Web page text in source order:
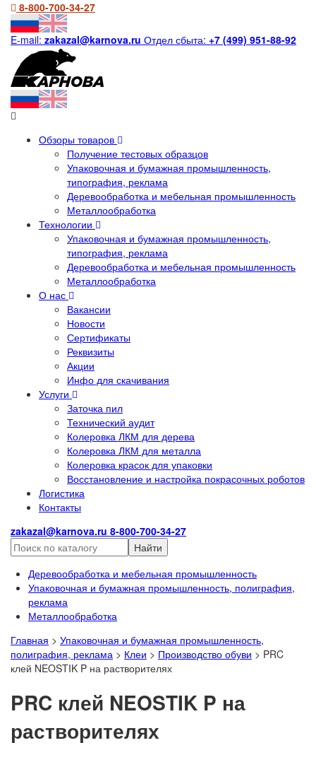
8-800-700-34-27
E-mail: zakazal@karnova.ru Отдел сбыта: +7 (499) 951-88-92
Обзоры товаров
Получение тестовых образцов
Упаковочная и бумажная промышленность,
типография, реклама
Деревообработка и мебельная промышленность
Металлообработка
Технологии
Упаковочная и бумажная промышленность,
типография, реклама
Деревообработка и мебельная промышленность
Металлообработка
О нас
Вакансии
Новости
Сертификаты
Реквизиты
Акции
Инфо для скачивания
Услуги
Заточка пил
Технический аудит
Колеровка ЛКМ для дерева
Колеровка ЛКМ для металла
Колеровка красок для упаковки
Восстановление и настройка покрасочных роботов
Логистика
Контакты
zakazal@karnova.ru 8-800-700-34-27
Найти
Деревообработка и мебельная промышленность
Упаковочная и бумажная промышленность, полиграфия,
реклама
Металлообработка
Главная > Упаковочная и бумажная промышленность,
полиграфия, реклама > Клеи > Производство обуви > PRC
клей NEOSTIK P на растворителях
PRC клей NEOSTIK P на
растворителях